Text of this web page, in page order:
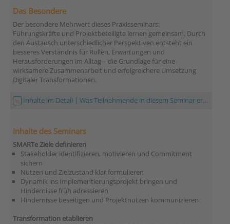
Das Besondere
Der besondere Mehrwert dieses Praxisseminars:
Führungskräfte und Projektbeteiligte lernen gemeinsam. Durch
den Austausch unterschiedlicher Perspektiven entsteht ein
besseres Verständnis für Rollen, Erwartungen und
Herausforderungen im Alltag – die Grundlage für eine
wirksamere Zusammenarbeit und erfolgreichere Umsetzung
Digitaler Transformationen.
Inhalte im Detail | Was Teilnehmende in diesem Seminar erwartet
Inhalte des Seminars
SMARTe Ziele definieren
Stakeholder identifizieren, motivieren und Commitment
sichern
Nutzen und Zielzustand klar formulieren
Dynamik ins Implementierungsprojekt bringen und
Hindernisse früh adressieren
Hindernisse beseitigen und Projektnutzen kommunizieren
Transformation etablieren